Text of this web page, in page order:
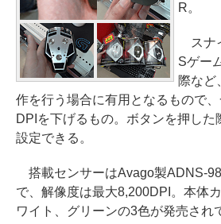
R。
スナ
Sゲー
際など
作を行う場合に有用となるもので
DPIを下げるもの。ボタンを押した
設定できる。
搭載センサーはAvago製ADNS-
で、解像度は最大8,200DPI。本体
ワイト、グリーンの3色が発売され